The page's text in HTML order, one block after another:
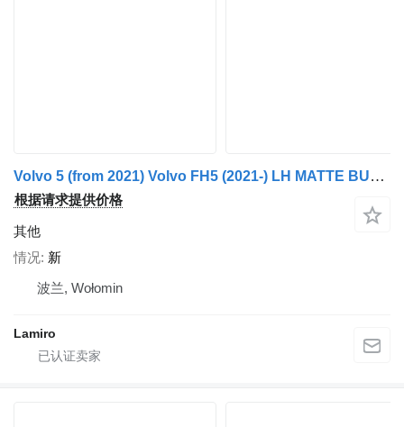
Volvo 5 (from 2021) Volvo FH5 (2021-) LH MATTE BUMPER CORNER
根据请求提供价格
其他
情况 新
波兰, Wołomin
Lamiro